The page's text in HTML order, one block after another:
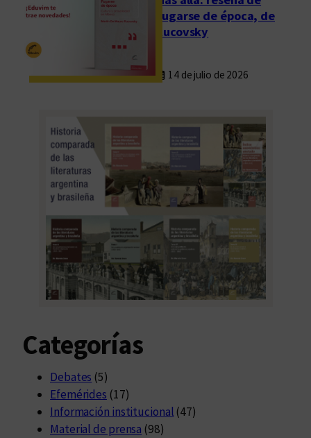
o
Fugarse de época, de
Rucovsky
14 de julio de 2026
Categorías
Debates (5)
Efemérides (17)
Información institucional (47)
Material de prensa (98)